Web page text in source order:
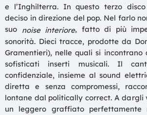
e l’Inghilterra. In questo terzo
deciso in direzione del pop. Nel farlo
suo noise interiore, fatto di più
sonorità. Dieci tracce, prodotte da
Gramentieri), nelle quali si incontrano
sofisticati inserti musicali. Il
confidenziale, insieme al sound
diretta e senza compromessi,
lontane dal politically correct. A dargli
un leggero graffiato perfettamente